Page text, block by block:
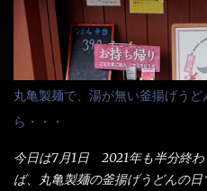
丸亀製麺で、湯が無い釜揚げう
ら・・・
今日は7月1日 2021年も半分終わ
ば、丸亀製麺の釜揚げうどんの